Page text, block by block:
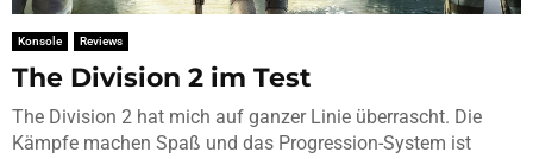
Konsole Reviews
The Division 2 im Test
The Division 2 hat mich auf ganzer Linie überrascht. Die
Kämpfe machen Spaß und das Progression-System ist